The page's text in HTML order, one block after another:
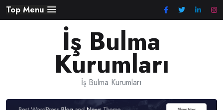
Skip
to
Top Menu
İş Bulma
Kurumları
İş Bulma Kurumları